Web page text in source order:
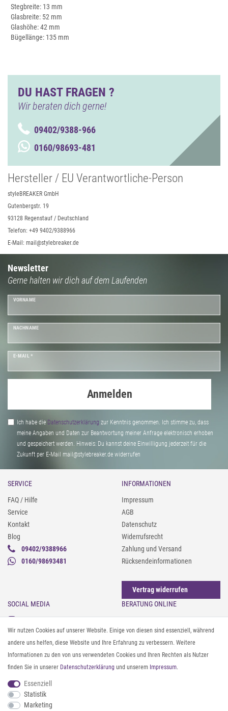
Stegbreite: 13 mm
Glasbreite: 52 mm
Glashöhe: 42 mm
Bügellänge: 135 mm
DU HAST FRAGEN ?
Wir beraten dich gerne!
09402/9388-966
0160/98693-481
Hersteller / EU Verantwortliche-Person
styleBREAKER GmbH
Gutenbergstr. 19
93128 Regenstauf / Deutschland
Telefon: +49 9402/9388966
E-Mail: mail@stylebreaker.de
Newsletter
Gerne halten wir dich auf dem Laufenden
VORNAME
NACHNAME
E-MAIL *
Anmelden
Ich habe die Daten­schutz­erklärung zur Kenntnis genommen. Ich stimme zu, dass
meine Angaben und Daten zur Beantwortung meiner Anfrage elektronisch erhoben
und gespeichert werden. Hinweis: Du kannst deine Einwilligung jederzeit für die
Zukunft per E-Mail mail@stylebreaker.de widerrufen
SERVICE
FAQ / Hilfe
Service
Kontakt
Blog
09402/9388966
0160/98693481
INFORMATIONEN
Impressum
AGB
Datenschutz
Widerrufsrecht
Zahlung und Versand
Rücksendeinformationen
Vertrag widerrufen
SOCIAL MEDIA
Instagram
Facebook
Pinterest
Twitter
Youtube
Threads
BERATUNG ONLINE
Gürtel messen & kürzen
Sonnenbrillen & UV-Schutz
Textilpflege
Textil- und Material-Guide
Geldbörse richtig organisieren
ZAHLUNG & VERSAND
Wir nutzen Cookies auf unserer Website. Einige von diesen sind essenziell, während
andere uns helfen, diese Website und Ihre Erfahrung zu verbessern. Weitere
Informationen zu den von uns verwendeten Cookies und Ihren Rechten als Nutzer
finden Sie in unserer Daten­schutz­erklärung und unserem Impressum.
Essenziell
Statistik
Marketing